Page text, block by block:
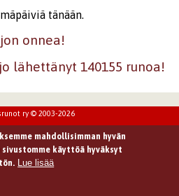
tänään.
onnea!
lähettänyt 140155 runoa!
ry © 2003-2026
mahdollisimman hyvän
käyttöä hyväksyt
Lue lisää